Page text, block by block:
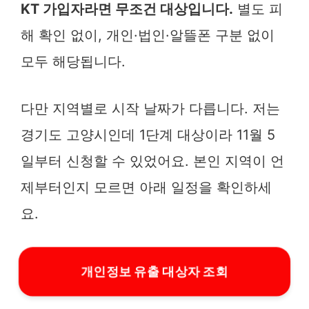
KT 가입자라면 무조건 대상입니다. 별도 피
해 확인 없이, 개인·법인·알뜰폰 구분 없이
모두 해당됩니다.
다만 지역별로 시작 날짜가 다릅니다. 저는
경기도 고양시인데 1단계 대상이라 11월 5
일부터 신청할 수 있었어요. 본인 지역이 언
제부터인지 모르면 아래 일정을 확인하세
요.
개인정보 유출 대상자 조회